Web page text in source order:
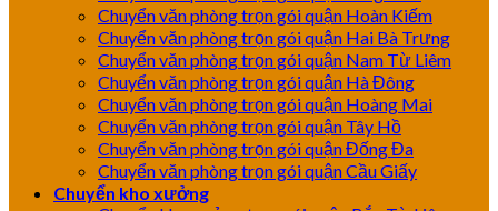
Chuyển văn phòng trọn gói quận Hoàn Kiếm
Chuyển văn phòng trọn gói quận Hai Bà Trưng
Chuyển văn phòng trọn gói quận Nam Từ Liêm
Chuyển văn phòng trọn gói quận Hà Đông
Chuyển văn phòng trọn gói quận Hoàng Mai
Chuyển văn phòng trọn gói quận Tây Hồ
Chuyển văn phòng trọn gói quận Đống Đa
Chuyển văn phòng trọn gói quận Cầu Giấy
Chuyển kho xưởng